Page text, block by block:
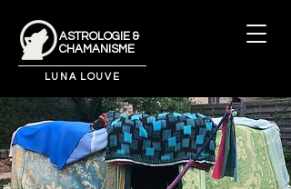
ASTROLOGIE &
CHAMANISME
LUNA LOUVE